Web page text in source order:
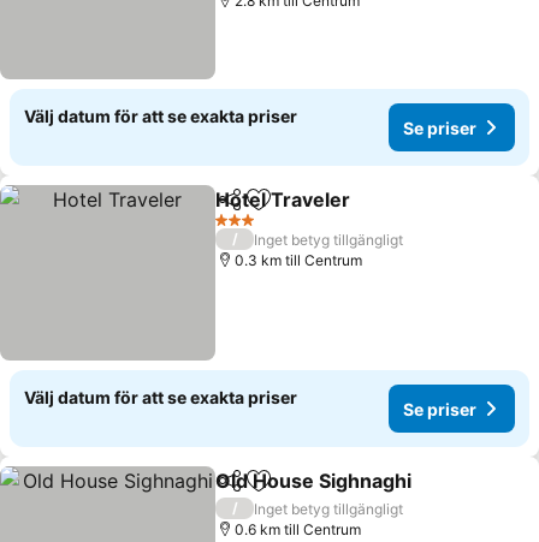
Välj datum för att se exakta priser
Se priser
Dela Lägg till i Mina Favoriter
Hotel Traveler
3 Stjärnor
/
Inget betyg tillgängligt
0.3 km till Centrum
Välj datum för att se exakta priser
Se priser
Dela Lägg till i Mina Favoriter
Old House Sighnaghi
/
Inget betyg tillgängligt
0.6 km till Centrum